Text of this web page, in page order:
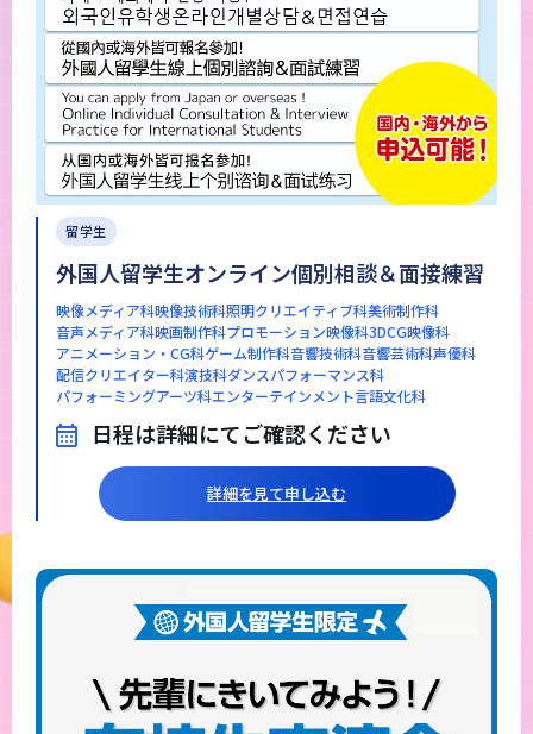
留学生
外国人留学生オンライン個別相談＆面接練習
映像メディア科映像技術科照明クリエイティブ科美術制作科
音声メディア科映画制作科プロモーション映像科3DCG映像科
アニメーション・CG科ゲーム制作科音響技術科音響芸術科声優科
配信クリエイター科演技科ダンスパフォーマンス科
パフォーミングアーツ科エンターテインメント言語文化科
日程は詳細にてご確認ください
詳細を見て申し込む